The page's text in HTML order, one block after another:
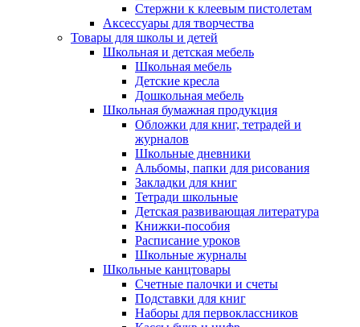
Стержни к клеевым пистолетам
Аксессуары для творчества
Товары для школы и детей
Школьная и детская мебель
Школьная мебель
Детские кресла
Дошкольная мебель
Школьная бумажная продукция
Обложки для книг, тетрадей и
журналов
Школьные дневники
Альбомы, папки для рисования
Закладки для книг
Тетради школьные
Детская развивающая литература
Книжки-пособия
Расписание уроков
Школьные журналы
Школьные канцтовары
Счетные палочки и счеты
Подставки для книг
Наборы для первоклассников